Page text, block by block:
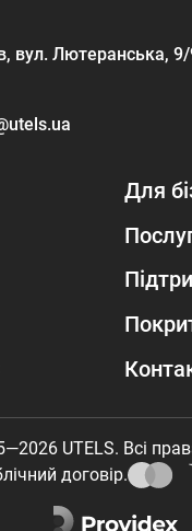
вул. Лютеранська,
Для
UTELS. Всі
договір.